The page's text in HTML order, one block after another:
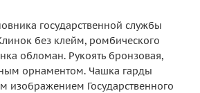
государственной службы
без клейм, ромбического
обломан. Рукоять бронзовая,
орнаментом. Чашка гарды
изображением Государственного